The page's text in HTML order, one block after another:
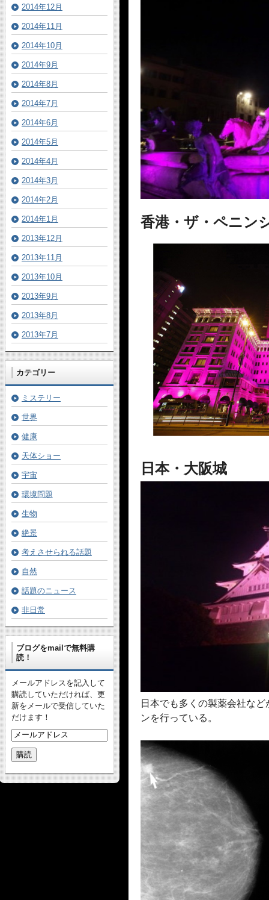
香港・ ザ・ペニン
日本・大阪城
日本でも多くの製薬会社な
ンを行っている。
2014年12月
2014年11月
2014年10月
2014年9月
2014年8月
2014年7月
2014年6月
2014年5月
2014年4月
2014年3月
2014年2月
2014年1月
2013年12月
2013年11月
2013年10月
2013年9月
2013年8月
2013年7月
カテゴリー
ミステリー
世界
健康
天体ショー
宇宙
環境問題
生物
絶景
考えさせられる話題
自然
話題のニュース
非日常
ブログをmailで無料購
読！
メールアドレスを記入して
購読していただければ、更
新をメールで受信していた
だけます！